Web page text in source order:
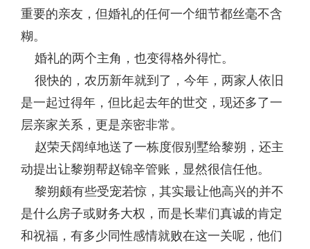
重要的亲友，但婚礼的任何一个细节都丝毫不含
糊。
婚礼的两个主角，也变得格外得忙。
很快的，农历新年就到了，今年，两家人依旧
是一起过得年，但比起去年的世交，现还多了一
层亲家关系，更是亲密非常。
赵荣天阔绰地送了一栋度假别墅给黎朔，还主
动提出让黎朔帮赵锦辛管账，显然很信任他。
黎朔颇有些受宠若惊，其实最让他高兴的并不
是什么房子或财务大权，而是长辈们真诚的肯定
和祝福，有多少同性感情就败在这一关呢，他们